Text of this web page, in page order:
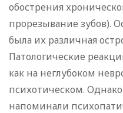
обострения
прорезывание зубов).
была их различная
Патологические
как на неглубоком
психотическом.
напоминали